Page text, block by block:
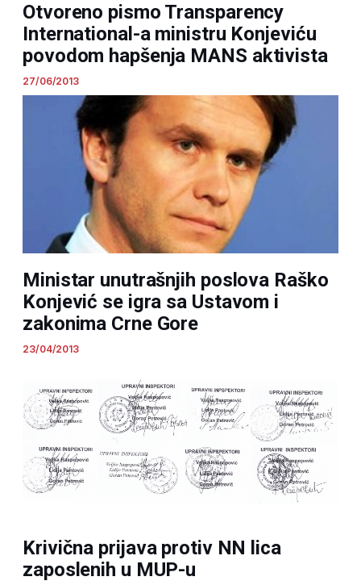
Otvoreno pismo Transparency
International-a ministru Konjeviću
povodom hapšenja MANS aktivista
27/06/2013
Ministar unutrašnjih poslova Raško
Konjević se igra sa Ustavom i
zakonima Crne Gore
23/04/2013
Krivična prijava protiv NN lica
zaposlenih u MUP-u